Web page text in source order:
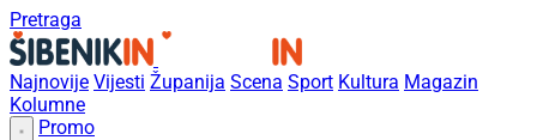
Pretraga
Najnovije Vijesti Županija Scena Sport Kultura Magazin
Kolumne
Promo